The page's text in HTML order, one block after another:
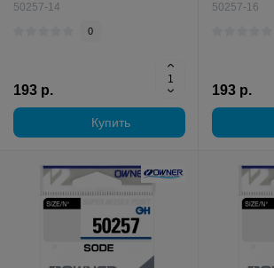
50257-14
0
193 р.
Купить
50257-16
193 р.